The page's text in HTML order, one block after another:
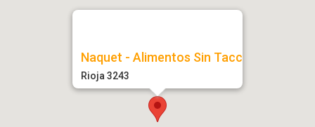
Naquet - Alimentos Sin Tacc
Rioja 3243